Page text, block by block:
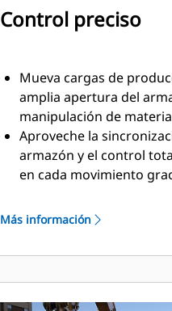
Control preciso
Mueva cargas de
amplia apertura del
manipulación de
Aproveche la
armazón y el control
en cada movimiento
Mantenga el agarre en
materiales pequeños
Más información